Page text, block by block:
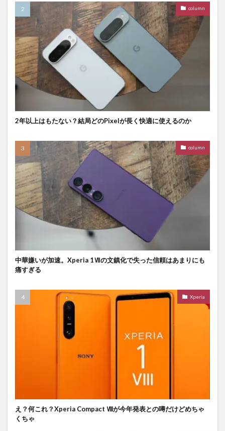
column
2年以上はもたない？結局どのPixelが長く快適に使えるのか
column
中華嫌いが加速。Xperia 1Ⅶの文鎮化で失った信頼はあまりにも
痛すぎる
Xperia
え？何これ？Xperia Compact Ⅷが今年発表との噂だけどめちゃ
くちゃ